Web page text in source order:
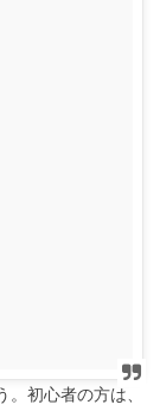
初心者の方は、